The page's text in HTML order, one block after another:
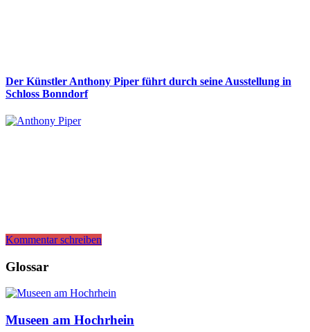
Der Künstler Anthony Piper führt durch seine Ausstellung in
Schloss Bonndorf
Kommentar schreiben
Glossar
Museen am Hochrhein